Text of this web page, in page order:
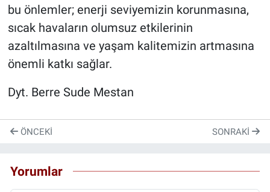
bu önlemler; enerji seviyemizin korunmasına,
sıcak havaların olumsuz etkilerinin
azaltılmasına ve yaşam kalitemizin artmasına
önemli katkı sağlar.
Dyt. Berre Sude Mestan
ÖNCEKI SONRAKI
Yorumlar